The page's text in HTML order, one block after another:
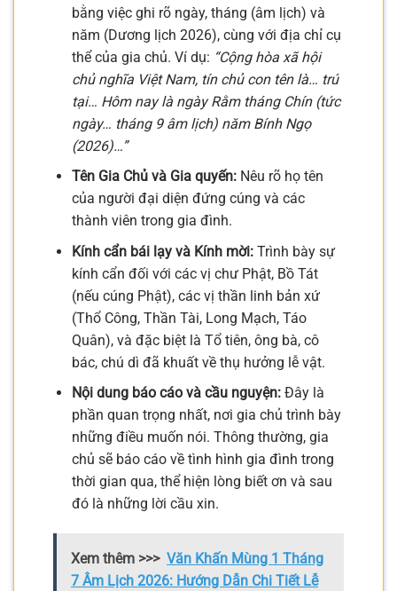
bằng việc ghi rõ ngày, tháng (âm lịch) và
năm (Dương lịch 2026), cùng với địa chỉ cụ
thể của gia chủ. Ví dụ: “Cộng hòa xã hội
chủ nghĩa Việt Nam, tín chủ con tên là… trú
tại… Hôm nay là ngày Rằm tháng Chín (tức
ngày… tháng 9 âm lịch) năm Bính Ngọ
(2026)…”
Tên Gia Chủ và Gia quyến:Nêu rõ họ tên
của người đại diện đứng cúng và các
thành viên trong gia đình.
Kính cẩn bái lạy và Kính mời:Trình bày sự
kính cẩn đối với các vị chư Phật, Bồ Tát
(nếu cúng Phật), các vị thần linh bản xứ
(Thổ Công, Thần Tài, Long Mạch, Táo
Quân), và đặc biệt là Tổ tiên, ông bà, cô
bác, chú dì đã khuất về thụ hưởng lễ vật.
Nội dung báo cáo và cầu nguyện:Đây là
phần quan trọng nhất, nơi gia chủ trình bày
những điều muốn nói. Thông thường, gia
chủ sẽ báo cáo về tình hình gia đình trong
thời gian qua, thể hiện lòng biết ơn và sau
đó là những lời cầu xin.
Xem thêm >>> Văn Khấn Mùng 1 Tháng
7 Âm Lịch 2026: Hướng Dẫn Chi Tiết Lễ